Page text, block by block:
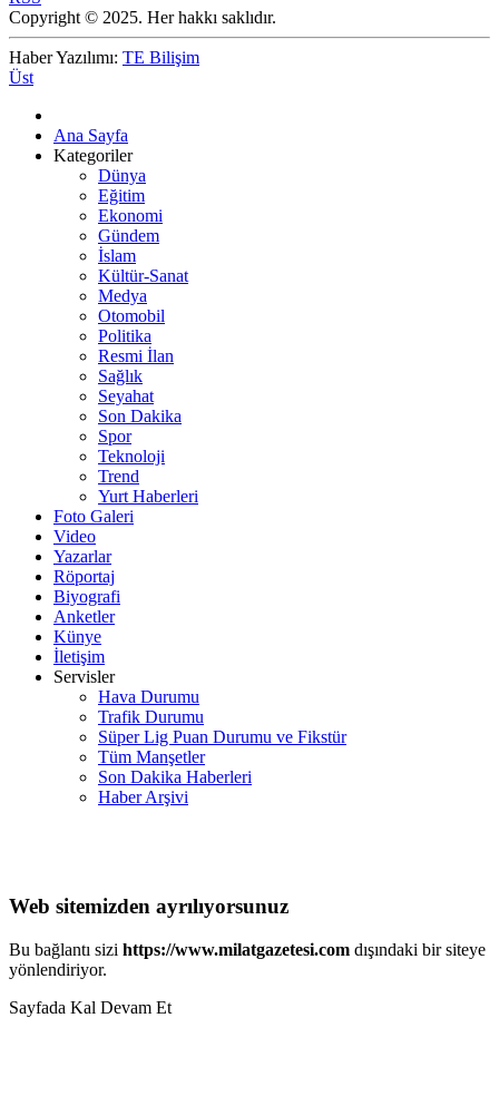
Copyright © 2025. Her hakkı saklıdır.
Haber Yazılımı: TE Bilişim
Üst
Ana Sayfa
Kategoriler
Dünya
Eğitim
Ekonomi
Gündem
İslam
Kültür-Sanat
Medya
Otomobil
Politika
Resmi İlan
Sağlık
Seyahat
Son Dakika
Spor
Teknoloji
Trend
Yurt Haberleri
Foto Galeri
Video
Yazarlar
Röportaj
Biyografi
Anketler
Künye
İletişim
Servisler
Hava Durumu
Trafik Durumu
Süper Lig Puan Durumu ve Fikstür
Tüm Manşetler
Son Dakika Haberleri
Haber Arşivi
Web sitemizden ayrılıyorsunuz
Bu bağlantı sizi https://www.milatgazetesi.com dışındaki bir siteye
yönlendiriyor.
Sayfada Kal Devam Et